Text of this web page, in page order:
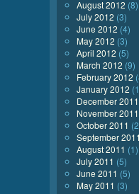
August 2012 (8)
July 2012 (3)
June 2012 (4)
May 2012 (3)
April 2012 (5)
March 2012 (9)
February 2012
January 2012
December 2011
November 2011
October 2011
September 2011
August 2011 (1)
July 2011 (5)
June 2011 (5)
May 2011 (3)